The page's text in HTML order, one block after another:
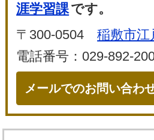
涯学習課です。
〒300-0504稲敷市江
電話番号：029-892-
メールでのお問い合わ